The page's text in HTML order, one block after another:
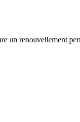
un renouvellement